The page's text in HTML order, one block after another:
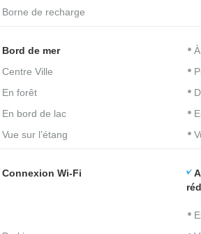
Borne de recharge
Bord de mer
Centre Ville
En forêt
En bord de lac
Vue sur l’étang
Connexion Wi-Fi